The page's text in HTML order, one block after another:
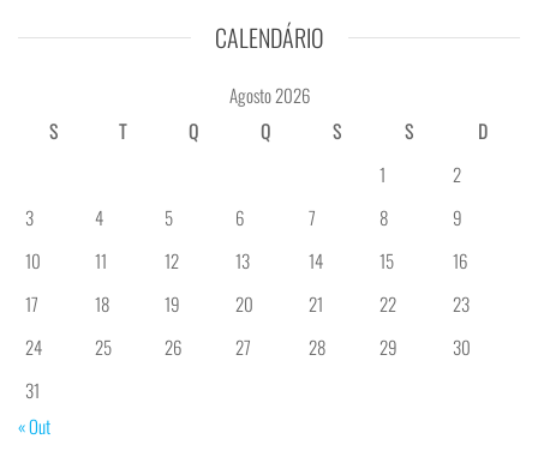
CALENDÁRIO
Agosto 2026
S
T Q Q S S
D
1
2
3
4 5 6 7 8
9
10
11 12 13 14 15
16
17
18 19 20 21 22
23
24
25 26 27 28 29
30
31
« Out